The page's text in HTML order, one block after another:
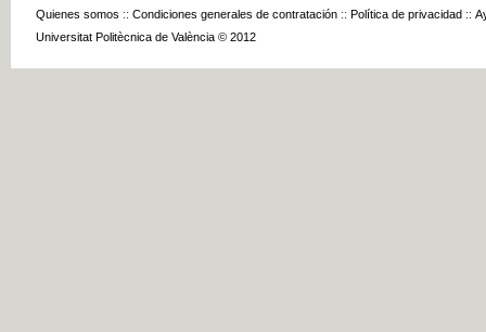
Quienes somos :: Condiciones generales de contratación :: Política de privacidad ::
Universitat Politècnica de València © 2012